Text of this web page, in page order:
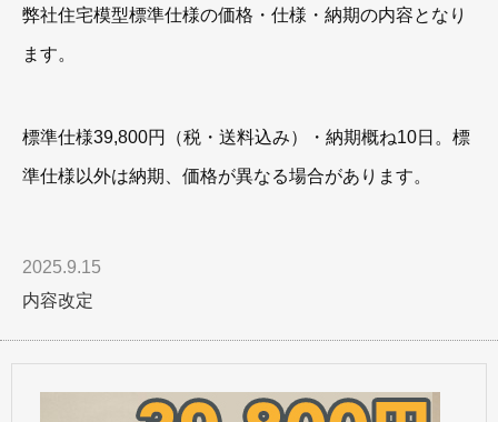
弊社住宅模型標準仕様の価格・仕様・納期の内容となり
ます。
標準仕様39,800円（税・送料込み）・納期概ね10日。標
準仕様以外は納期、価格が異なる場合があります。
2025.9.15
内容改定